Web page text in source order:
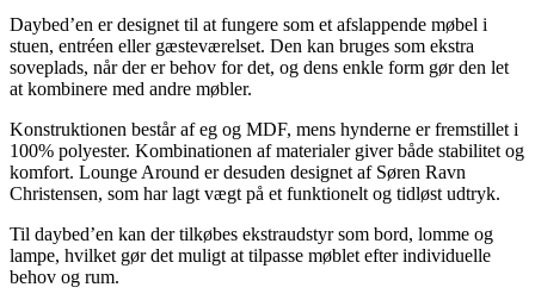
Daybed’en er designet til at fungere som et afslappende møbel i
stuen, entréen eller gæsteværelset. Den kan bruges som ekstra
soveplads, når der er behov for det, og dens enkle form gør den let
at kombinere med andre møbler.
Konstruktionen består af eg og MDF, mens hynderne er fremstillet i
100% polyester. Kombinationen af materialer giver både stabilitet og
komfort. Lounge Around er desuden designet af Søren Ravn
Christensen, som har lagt vægt på et funktionelt og tidløst udtryk.
Til daybed’en kan der tilkøbes ekstraudstyr som bord, lomme og
lampe, hvilket gør det muligt at tilpasse møblet efter individuelle
behov og rum.